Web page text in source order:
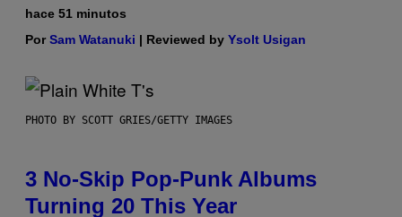
hace 51 minutos
PorSam Watanuki | Reviewed by Ysolt Usigan
PHOTO BY SCOTT GRIES/GETTY IMAGES
3 No-Skip Pop-Punk Albums
Turning 20 This Year